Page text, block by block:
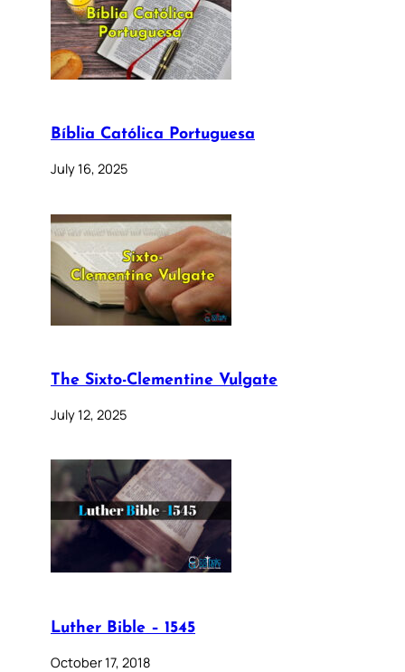
Bíblia Católica Portuguesa
July 16, 2025
The Sixto-Clementine Vulgate
July 12, 2025
Luther Bible – 1545
October 17, 2018